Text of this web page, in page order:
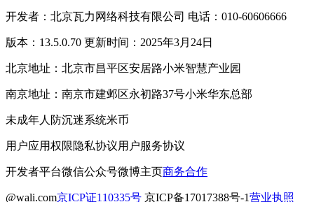
开发者：北京瓦力网络科技有限公司 电话：010-60606666
版本：13.5.0.70 更新时间：2025年3月24日
北京地址：北京市昌平区安居路小米智慧产业园
南京地址：南京市建邺区永初路37号小米华东总部
未成年人防沉迷系统米币
用户应用权限隐私协议用户服务协议
开发者平台微信公众号微博主页商务合作
@wali.com京ICP证110335号 京ICP备17017388号-1营业执照